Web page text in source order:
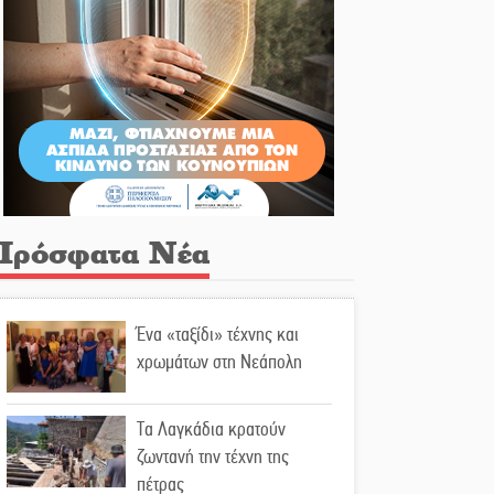
Νέα
Ένα «ταξίδι» τέχνης και
χρωμάτων στη Νεάπολη
Τα Λαγκάδια κρατούν
ζωντανή την τέχνη της
πέτρας